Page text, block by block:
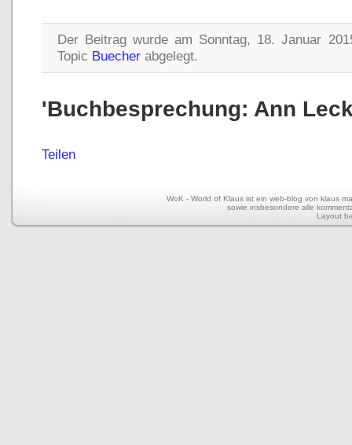
Der Beitrag wurde am Sonntag, 18. Januar
Topic Buecher abgelegt.
'Buchbesprechung: Ann
Teilen
WoK - World of Klaus ist ein web-blog von klaus
sowie insbesondere alle
Layout